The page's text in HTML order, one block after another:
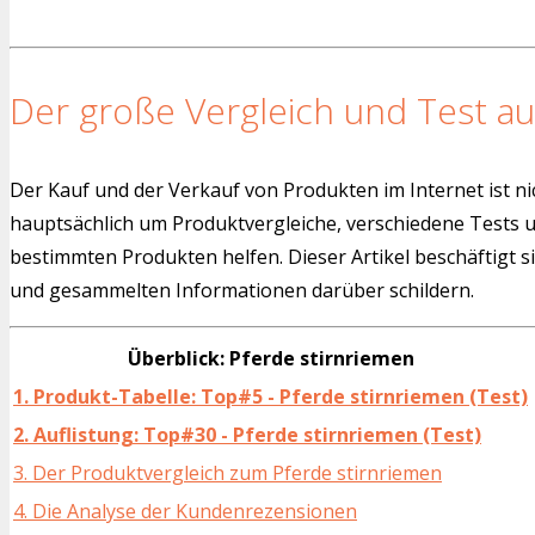
Der große Vergleich und Test
Der Kauf und der Verkauf von Produkten im Internet ist
hauptsächlich um Produktvergleiche, verschiedene Tests
bestimmten Produkten helfen. Dieser Artikel beschäftigt
und gesammelten Informationen darüber schildern.
Überblick: Pferde stirnriemen
1. Produkt-Tabelle: Top#5 - Pferde stirnriemen (Test)
2. Auflistung: Top#30 - Pferde stirnriemen (Test)
3. Der Produktvergleich zum Pferde stirnriemen
4. Die Analyse der Kundenrezensionen